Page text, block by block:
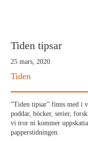
Tiden tipsar
25 mars, 2020
Tiden
”Tiden tipsar” finns med i
poddar, böcker, serier,
vi tror ni kommer
papperstidningen.